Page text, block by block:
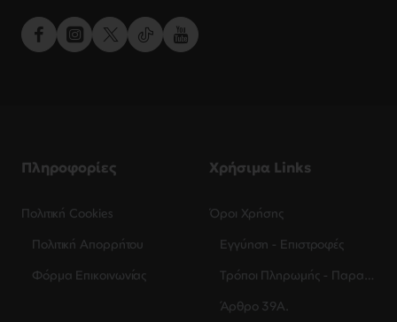
Πληροφορίες
Πολιτική Cookies
Πολιτική Απορρήτου
Φόρμα Επικοινωνίας
Χρήσιμα Links
Όροι Χρήσης
Εγγύηση - Επιστροφές
Άρθρο 39Α.